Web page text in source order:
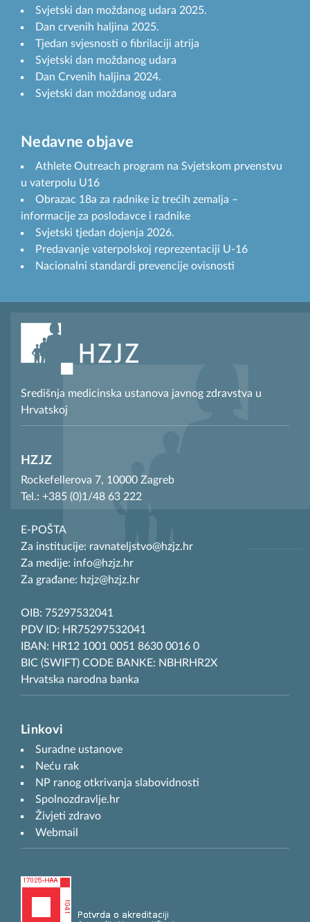
Svjetski dan moždanog udara 2025.
Dan crvenih haljina 2025.
Tjedan svjesnosti o fibrilaciji atrija
Svjetski dan moždanog udara
Dan Crvenih haljina 2024.
Svjetski dan moždanog udara
Nedavne objave
Athlete Outreach program na Svjetskom prvenstvu
u vaterpolu U16
Obrazac 18a za radnike iz trećih zemalja –
informacije za poslodavce i radnike
Svjetski tjedan dojenja 2026.
Predavanje vaterpolskoj reprezentaciji U-16
Nacionalni standardi prevencije ovisnosti
Središnja medicinska ustanova javnog zdravstva u
Hrvatskoj
HZJZ
Rockefellerova 7, 10000 Zagreb
Tel.: +385 (0)1/48 63 222
E-POŠTA
Za institucije: ravnateljstvo@hzjz.hr
Za medije: info@hzjz.hr
Za građane: hzjz@hzjz.hr
OIB: 75297532041
PDV ID: HR75297532041
IBAN: HR12 1001 0051 8630 0016 0
BIC (SWIFT) CODE BANKE: NBHRHR2X
Hrvatska narodna banka
Linkovi
Suradne ustanove
Neću rak
NP ranog otkrivanja slabovidnosti
Spolnozdravlje.hr
Živjeti zdravo
Webmail